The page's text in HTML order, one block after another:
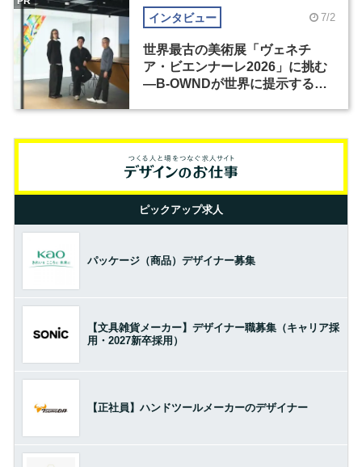
インタビュー 7/2
世界最古の美術展「ヴェネチ
ア・ビエンナーレ2026」に挑む
―B-OWNDが世界に提示する美
ピックアップ求人
パッケージ（商品）デザイナー募集
【文具雑貨メーカー】デザイナー職募集（キャリア採
用・2027新卒採用）
【正社員】ハンドツールメーカーのデザイナー